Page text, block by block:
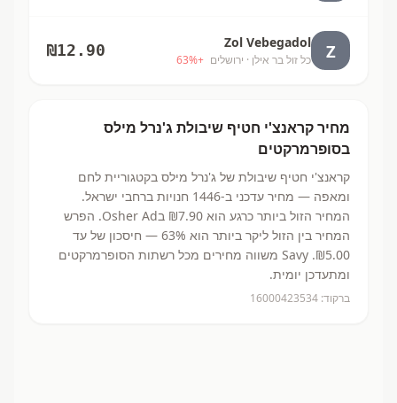
Z
Zol Vebegadol
כל זול בר אילן · ירושלים +
63%
₪12.90
מחיר קראנצ'י חטיף שיבולת ג'נרל מילס
בסופרמרקטים
קראנצ'י חטיף שיבולת של ג'נרל מילס בקטגוריית לחם
ומאפה — מחיר עדכני ב-1446 חנויות ברחבי ישראל.
המחיר הזול ביותר כרגע הוא ₪7.90
בOsher Ad.
הפרש
המחיר בין הזול ליקר ביותר הוא 63% — חיסכון של עד
₪5.00.
Savy משווה מחירים מכל רשתות הסופרמרקטים
ומתעדכן יומית.
ברקוד: 16000423534